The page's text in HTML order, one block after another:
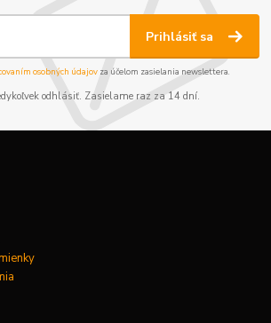
Prihlásiť sa
osobných údajov za účelom zasielania newslettera.
odhlásiť. Zasielame raz za 14 dní.